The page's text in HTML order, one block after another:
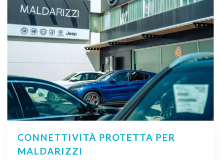
CONNETTIVITÀ PROTETTA PER
MALDARIZZI